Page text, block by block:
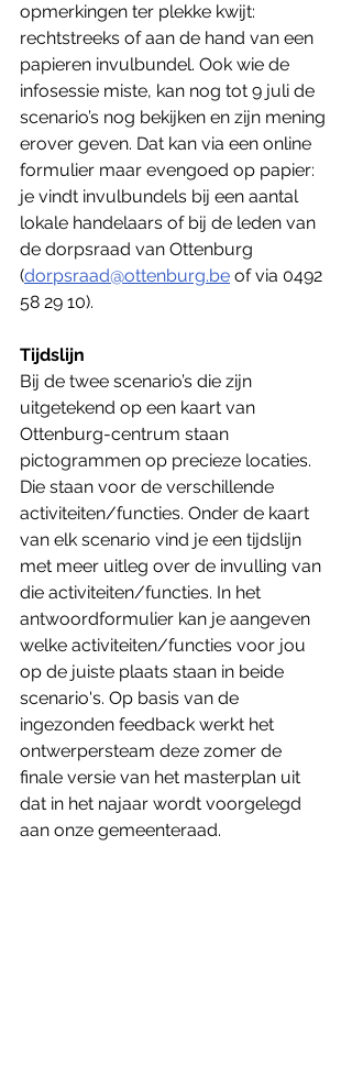
opmerkingen ter plekke kwijt:
rechtstreeks of aan de hand van een
papieren invulbundel. Ook wie de
infosessie miste, kan nog tot 9 juli de
scenario’s nog bekijken en zijn mening
erover geven. Dat kan via een online
formulier maar evengoed op papier:
je vindt invulbundels bij een aantal
lokale handelaars of bij de leden van
de dorpsraad van Ottenburg
(dorpsraad@ottenburg.be of via 0492
58 29 10).
Tijdslijn
Bij de twee scenario’s die zijn
uitgetekend op een kaart van
Ottenburg-centrum staan
pictogrammen op precieze locaties.
Die staan voor de verschillende
activiteiten/functies. Onder de kaart
van elk scenario vind je een tijdslijn
met meer uitleg over de invulling van
die activiteiten/functies. In het
antwoordformulier kan je aangeven
welke activiteiten/functies voor jou
op de juiste plaats staan in beide
scenario's. Op basis van de
ingezonden feedback werkt het
ontwerpersteam deze zomer de
finale versie van het masterplan uit
dat in het najaar wordt voorgelegd
aan onze gemeenteraad.